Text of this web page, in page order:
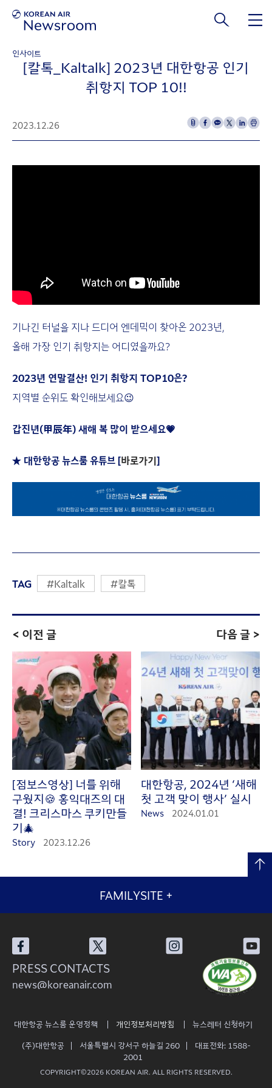
인사이트
[칼톡_Kaltalk] 2023년 대한항공 인기
취항지 TOP 10!!
2023.12.26
기나긴 터널을 지나 드디어 엔데믹이 찾아온 2023년,
올해 가장 인기 취항지는 어디였을까요?
2023년 연말결산! 인기 취항지 TOP10은?
지역별 순위도 확인해보세요😉
갑진년(甲辰年) 새해 복 많이 받으세요💗
★ 대한항공 뉴스룸 유튜브 [바로가기]
TAG #Kaltalk #칼톡
< 이전 글
[점보스영상] 너를 위해
구웠지🍪 홍익대즈의 대
결! 크리스마스 쿠키만들
기🎄
Story 2023.12.26
다음 글 >
대한항공, 2024년 ‘새해
첫 고객 맞이 행사’ 실시
News 2024.01.01
FAMILYSITE +
PRESS CONTACTS
news@koreanair.com
대한항공 뉴스룸 운영정책 개인정보처리방침
뉴스레터 신청하기
(주)대한항공
서울특별시 강서구 하늘길 260
대표전화: 1588-
2001
COPYRIGHT©2026 KOREAN AIR. ALL RIGHTS RESERVED.